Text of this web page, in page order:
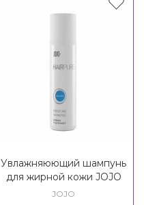
Увлажняюющий шампунь
для жирной кожи JOJO
Balance Moisture Shampoo
JOJO